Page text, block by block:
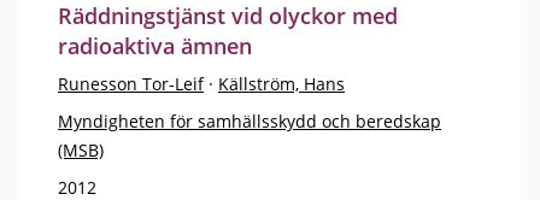
Räddningstjänst vid olyckor med
radioaktiva ämnen
Runesson Tor-Leif · Källström, Hans
Myndigheten för samhällsskydd och beredskap
(MSB)
2012